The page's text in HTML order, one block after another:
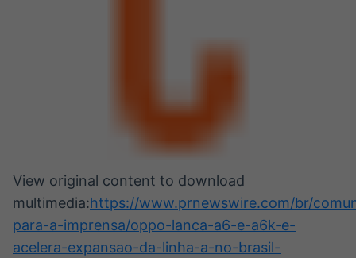
View original content to download
multimedia:https://www.prnewswire.com/br/
para-a-imprensa/oppo-lanca-a6-e-a6k-e-
acelera-expansao-da-linha-a-no-brasil-